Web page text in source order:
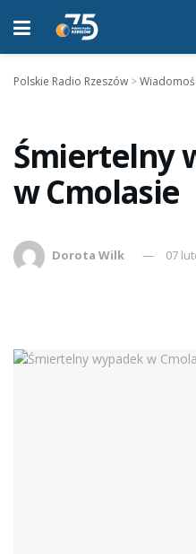
Polskie Radio Rzeszów >
Śmiertelny
w Cmolasie
Dorota Wilk 07